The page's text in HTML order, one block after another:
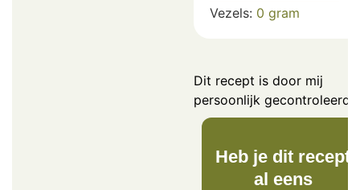
Vezels: 0 gram
Dit recept is door mij
persoonlijk gecontroleerd.
Heb je dit recept
al eens